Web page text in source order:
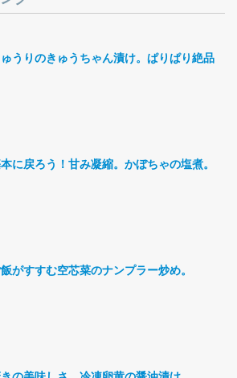
うりのきゅうちゃん漬け。ぱりぱり絶品。
に戻ろう！甘み凝縮。かぼちゃの塩煮。
がすすむ空芯菜のナンプラー炒め。